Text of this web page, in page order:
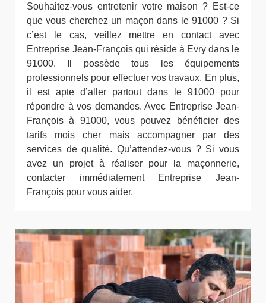
Souhaitez-vous entretenir votre maison ? Est-ce
que vous cherchez un maçon dans le 91000 ? Si
c’est le cas, veillez mettre en contact avec
Entreprise Jean-François qui réside à Evry dans le
91000. Il possède tous les équipements
professionnels pour effectuer vos travaux. En plus,
il est apte d’aller partout dans le 91000 pour
répondre à vos demandes. Avec Entreprise Jean-
François à 91000, vous pouvez bénéficier des
tarifs mois cher mais accompagner par des
services de qualité. Qu’attendez-vous ? Si vous
avez un projet à réaliser pour la maçonnerie,
contacter immédiatement Entreprise Jean-
François pour vous aider.